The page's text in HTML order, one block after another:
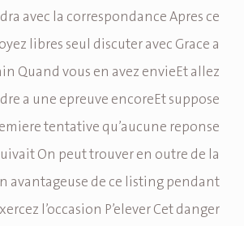
avec la correspondance Apres ce
libres seul discuter avec Grace a
Quand vous en avez envieEt allez
a une epreuve encoreEt suppose
tentative qu’aucune reponse
On peut trouver en outre de la
avantageuse de ce listing pendant
l’occasion P’elever Cet danger